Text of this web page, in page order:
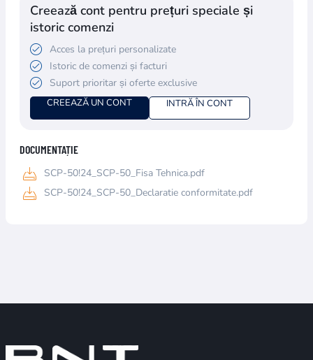
Creează cont pentru prețuri speciale și
istoric comenzi
Acces la prețuri personalizate
Istoric de comenzi și facturi
Suport prioritar și oferte exclusive
CREEAZĂ UN CONT INTRĂ ÎN CONT
DOCUMENTAȚIE
SCP-50!24_SCP-50_Fisa Tehnica.pdf
SCP-50!24_SCP-50_Declaratie conformitate.pdf